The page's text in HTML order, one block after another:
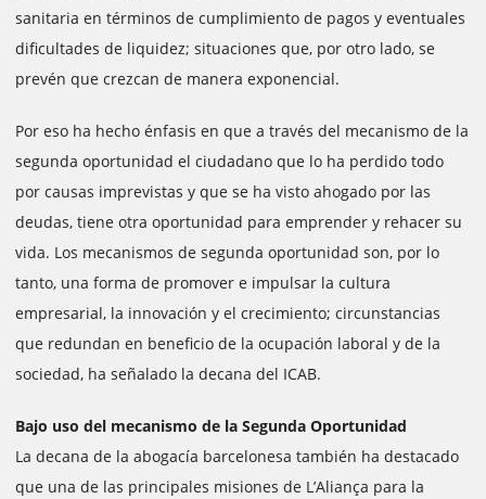
sanitaria en términos de cumplimiento de pagos y eventuales
dificultades de liquidez; situaciones que, por otro lado, se
prevén que crezcan de manera exponencial.
Por eso ha hecho énfasis en que a través del mecanismo de la
segunda oportunidad el ciudadano que lo ha perdido todo
por causas imprevistas y que se ha visto ahogado por las
deudas, tiene otra oportunidad para emprender y rehacer su
vida. Los mecanismos de segunda oportunidad son, por lo
tanto, una forma de promover e impulsar la cultura
empresarial, la innovación y el crecimiento; circunstancias
que redundan en beneficio de la ocupación laboral y de la
sociedad, ha señalado la decana del ICAB.
Bajo uso del mecanismo de la Segunda Oportunidad
La decana de la abogacía barcelonesa también ha destacado
que una de las principales misiones de L’Aliança para la